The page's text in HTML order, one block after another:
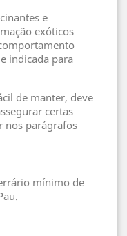
e
exóticos
indicada para
de manter, deve
certas
nos parágrafos
mínimo de